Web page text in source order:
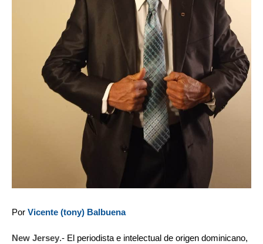
Por Vicente (tony) Balbuena
New Jersey.- El periodista e intelectual de origen dominicano,